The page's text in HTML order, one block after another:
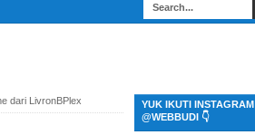
dari LivronBPlex
YUK IKUTI INSTAGRAM
@WEBBUDI 👇